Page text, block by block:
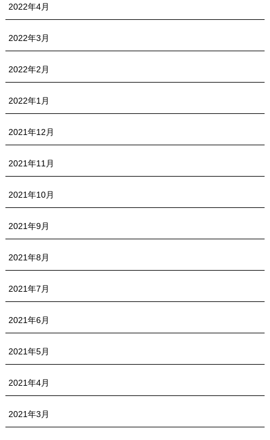
2022年4月
2022年3月
2022年2月
2022年1月
2021年12月
2021年11月
2021年10月
2021年9月
2021年8月
2021年7月
2021年6月
2021年5月
2021年4月
2021年3月